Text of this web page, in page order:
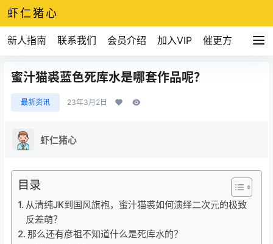
虾仁猪心
新人指南 联系我们 会员介绍 加入VIP 催更方式
蜜汁猫裘蓝色死库水是哪套作品呢？
最新资讯 23年3月2日
虾仁猪心
目录
从清纯JK到国风旗袍，蜜汁猫裘如何演绎二次元的极致
反差萌？
那么还有彦祖不知道什么是死库水的？